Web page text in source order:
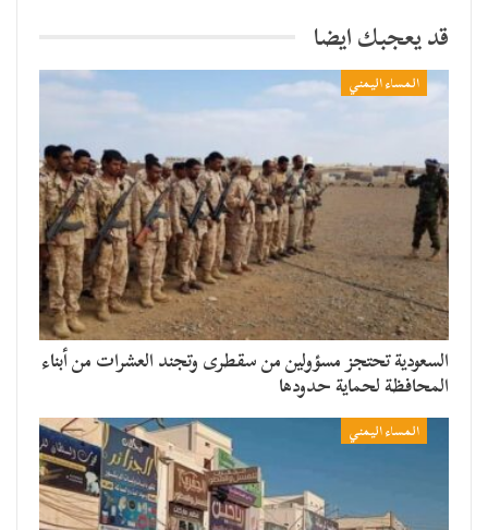
قد يعجبك ايضا
المساء اليمني
السعودية تحتجز مسؤولين من سقطرى وتجند العشرات من أبناء
المحافظة لحماية حدودها
المساء اليمني